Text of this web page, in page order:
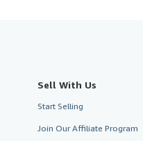
Sell With Us
Start Selling
Join Our Affiliate Program